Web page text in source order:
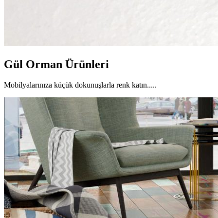
Gül Orman Ürünleri
Mobilyalarınıza küçük dokunuşlarla renk katın.....